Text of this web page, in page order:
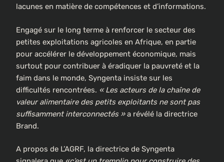
lacunes en matière de compétences et d’informations.
Engagé sur le long terme à renforcer le secteur des
petites exploitations agricoles en Afrique, en partie
pour accélérer le développement économique, mais
surtout pour contribuer à éradiquer la pauvreté et la
faim dans le monde, Syngenta insiste sur les
difficultés rencontrées. « Les acteurs de la chaîne de
valeur alimentaire des petits exploitants ne sont pas
suffisamment interconnectés »a révélé la directrice
Brand.
A propos de L’AGRF, la directrice de Syngenta